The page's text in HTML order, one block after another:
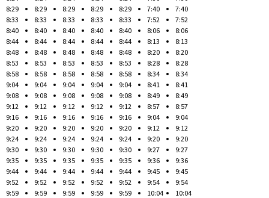
8:29
8:33
8:40
8:44
8:48
8:53
8:58
9:04
9:08
9:12
9:16
9:20
9:24
9:30
9:35
9:44
9:52
9:59
8:29
8:33
8:40
8:44
8:48
8:53
8:58
9:04
9:08
9:12
9:16
9:20
9:24
9:30
9:35
9:44
9:52
9:59
8:29
8:33
8:40
8:44
8:48
8:53
8:58
9:04
9:08
9:12
9:16
9:20
9:24
9:30
9:35
9:44
9:52
9:59
8:29
8:33
8:40
8:44
8:48
8:53
8:58
9:04
9:08
9:12
9:16
9:20
9:24
9:30
9:35
9:44
9:52
9:59
8:29
8:33
8:40
8:44
8:48
8:53
8:58
9:04
9:08
9:12
9:16
9:20
9:24
9:30
9:35
9:44
9:52
9:59
7:40
7:52
8:06
8:13
8:20
8:28
8:34
8:41
8:49
8:57
9:04
9:12
9:20
9:27
9:36
9:45
9:54
10:04
7:40
7:52
8:06
8:13
8:20
8:28
8:34
8:41
8:49
8:57
9:04
9:12
9:20
9:27
9:36
9:45
9:54
10:04